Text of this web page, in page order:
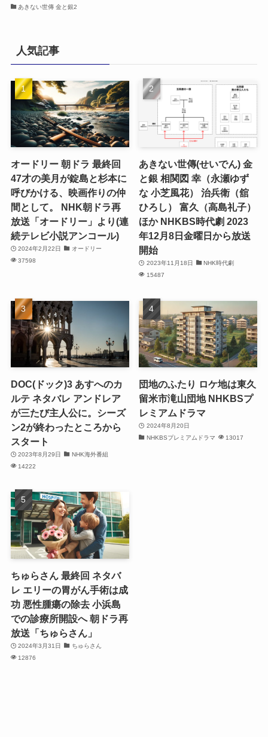
あきない世傳 金と銀2
人気記事
オードリー 朝ドラ 最終回
47才の美月が錠島と杉本に
呼びかける、映画作りの仲
間として。 NHK朝ドラ再
放送「オードリー」より(連
続テレビ小説アンコール)
2024年2月22日
オードリー
37598
あきない世傳(せいでん) 金
と銀 相関図 幸（永瀬ゆず
な 小芝風花） 治兵衛（舘
ひろし） 富久（高島礼子）
ほか NHKBS時代劇 2023
年12月8日金曜日から放送
開始
2023年11月18日
NHK時代劇
15487
DOC(ドック)3 あすへのカ
ルテ ネタバレ アンドレア
が三たび主人公に。シーズ
ン2が終わったところから
スタート
2023年8月29日
NHK海外番組
14222
団地のふたり ロケ地は東久
留米市滝山団地 NHKBSプ
レミアムドラマ
2024年8月20日
NHKBSプレミアムドラマ
13017
ちゅらさん 最終回 ネタバ
レ エリーの胃がん手術は成
功 悪性腫瘍の除去 小浜島
での診療所開設へ 朝ドラ再
放送「ちゅらさん」
2024年3月31日
ちゅらさん
12876